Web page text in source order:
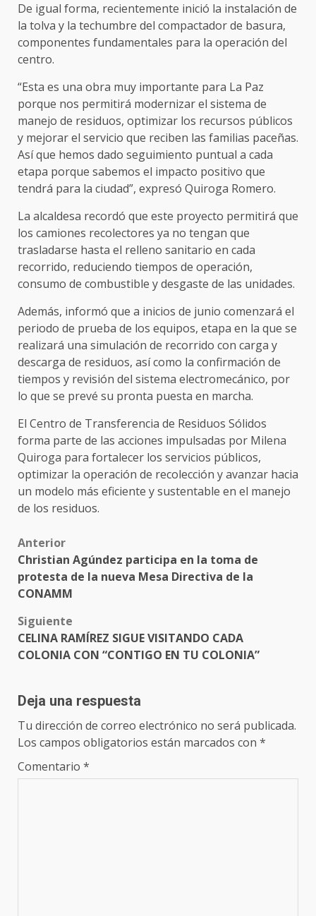
De igual forma, recientemente inició la instalación de
la tolva y la techumbre del compactador de basura,
componentes fundamentales para la operación del
centro.
“Esta es una obra muy importante para La Paz
porque nos permitirá modernizar el sistema de
manejo de residuos, optimizar los recursos públicos
y mejorar el servicio que reciben las familias paceñas.
Así que hemos dado seguimiento puntual a cada
etapa porque sabemos el impacto positivo que
tendrá para la ciudad”, expresó Quiroga Romero.
La alcaldesa recordó que este proyecto permitirá que
los camiones recolectores ya no tengan que
trasladarse hasta el relleno sanitario en cada
recorrido, reduciendo tiempos de operación,
consumo de combustible y desgaste de las unidades.
Además, informó que a inicios de junio comenzará el
periodo de prueba de los equipos, etapa en la que se
realizará una simulación de recorrido con carga y
descarga de residuos, así como la confirmación de
tiempos y revisión del sistema electromecánico, por
lo que se prevé su pronta puesta en marcha.
El Centro de Transferencia de Residuos Sólidos
forma parte de las acciones impulsadas por Milena
Quiroga para fortalecer los servicios públicos,
optimizar la operación de recolección y avanzar hacia
un modelo más eficiente y sustentable en el manejo
de los residuos.
Post
navigation
Anterior
Christian Agúndez participa en la toma de
protesta de la nueva Mesa Directiva de la
CONAMM
Siguiente
CELINA RAMÍREZ SIGUE VISITANDO CADA
COLONIA CON “CONTIGO EN TU COLONIA”
Deja una respuesta
Tu dirección de correo electrónico no será publicada.
Los campos obligatorios están marcados con *
Comentario *